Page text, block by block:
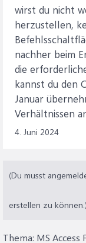
wirst du nicht
herzustellen,
nachher beim
die
kannst du den
Januar
Verhältnissen
4. Juni 2024
(Du musst
erstellen zu können.)
Thema: MS